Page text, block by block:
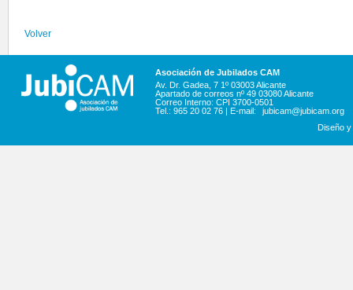
Volver
Asociación de Jubilados CAM
Av. Dr. Gadea, 7 1º 03003 Alicante
Apartado de correos nº 49 03080 Alicante
Correo Interno: CPI 3700-0501
Tel.: 965 20 02 76 | E-mail:
jubicam@jubicam.org
Diseño